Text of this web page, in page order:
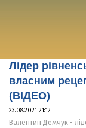
Лідер
власним
(ВІДЕО)
23.08.2021 21:12
Валентин Демчук -